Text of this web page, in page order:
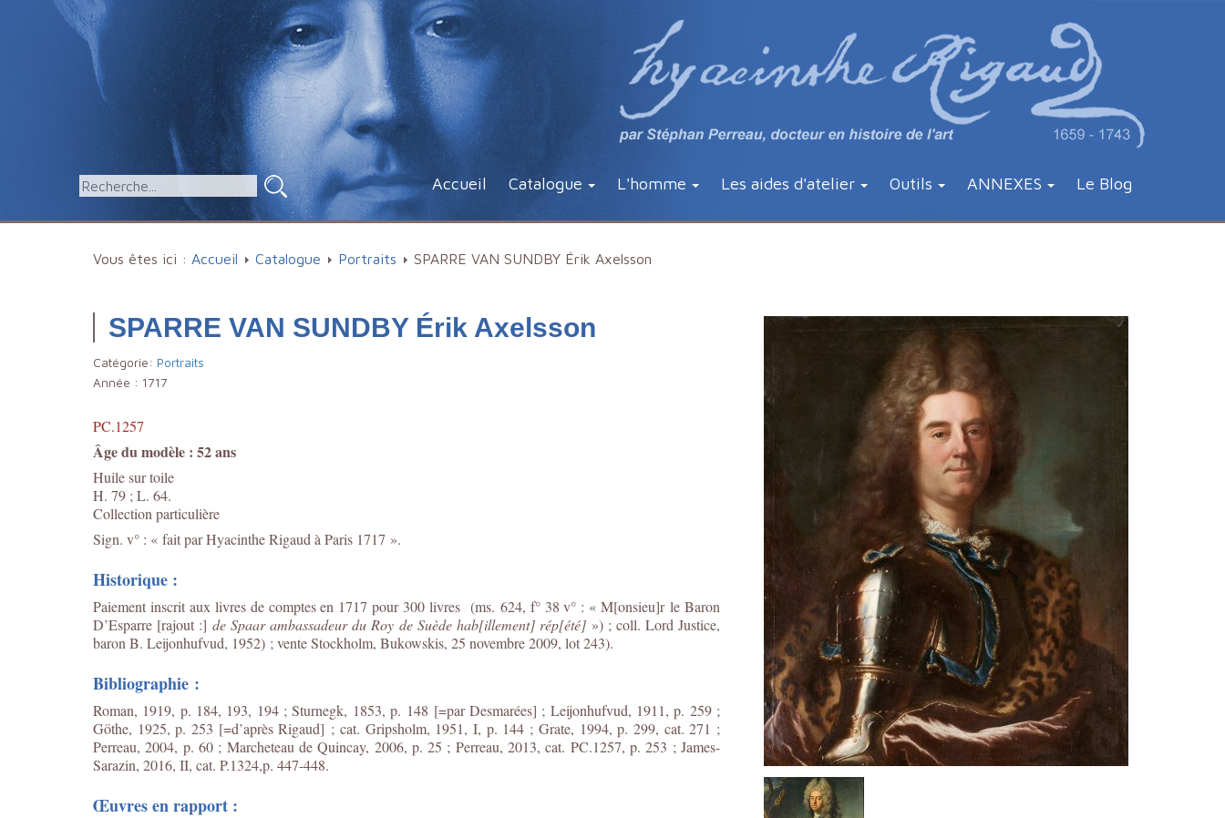
Accueil Catalogue L'homme Les aides d'atelier Outils ANNEXES Le Blog
Vous êtes ici : Accueil Catalogue Portraits SPARRE VAN SUNDBY Érik Axelsson
SPARRE VAN SUNDBY Érik Axelsson
Catégorie: Portraits
Année : 1717
PC.1257
Âge du modèle : 52 ans
Huile sur toile
H. 79 ; L. 64.
Collection particulière
Sign. v° : « fait par Hyacinthe Rigaud à Paris 1717 ».
Historique :
Paiement inscrit aux livres de comptes en 1717 pour 300 livres (ms. 624, f° 38 v° : « M[onsieu]r le Baron
D’Esparre [rajout :]de Spaar ambassadeur du Roy de Suède hab[illement] rép[été]») ; coll. Lord Justice,
baron B. Leijonhufvud, 1952) ; vente Stockholm, Bukowskis, 25 novembre 2009, lot 243).
Bibliographie :
Roman, 1919, p. 184, 193, 194 ; Sturnegk, 1853, p. 148 [=par Desmarées] ; Leijonhufvud, 1911, p. 259 ;
Göthe, 1925, p. 253 [=d’après Rigaud] ; cat. Gripsholm, 1951, I, p. 144 ; Grate, 1994, p. 299, cat. 271 ;
Perreau, 2004, p. 60 ; Marcheteau de Quincay, 2006, p. 25 ; Perreau, 2013, cat. PC.1257, p. 253 ; James-
Sarazin, 2016, II, cat. P.1324,p. 447-448.
Œuvres en rapport :